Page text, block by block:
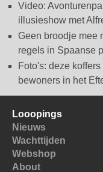
Video:
illusieshow met
Geen broodje mee
regels in Spaanse
Foto's: deze
bewoners in het
Looopings
Nieuws
Wachttijden
Webshop
About